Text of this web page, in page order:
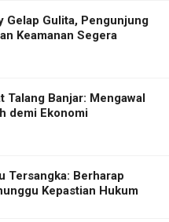
Gelap Gulita, Pengunjung
Keamanan Segera
Talang Banjar: Mengawal
demi Ekonomi
Tersangka: Berharap
Kepastian Hukum